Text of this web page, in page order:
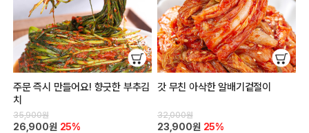
주문 즉시 만들어요! 향긋한 부추김
치
35,900원
26,900원 25%
갓 무친 아삭한 알배기겉절이
32,000원
23,900원 25%